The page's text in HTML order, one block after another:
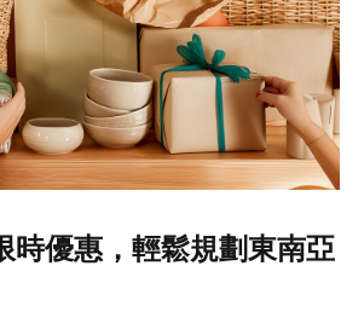
時優惠，輕鬆規劃東南亞